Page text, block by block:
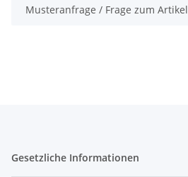
Musteranfrage / Frage zum Artikel
Gesetzliche Informationen